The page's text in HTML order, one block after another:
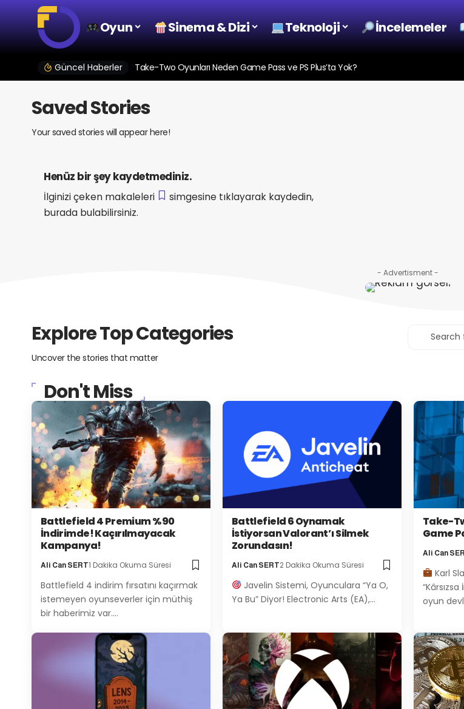
Oyun Sinema & Dizi Teknoloji İncelemeler
Güncel Haberler Take-Two Oyunları Neden Game Pass ve PS Plus’ta Yok?
Saved Stories
Your saved stories will appear here!
Henüz bir şey kaydetmediniz.
İlginizi çeken makaleleri
simgesine tıklayarak kaydedin,
burada bulabilirsiniz.
- Advertisment -
Explore Top Categories
Uncover the stories that matter
Don't Miss
Battlefield 4 Premium %90
İndirimde! Kaçırılmayacak
Kampanya!
Ali Can SERT1 Dakika Okuma Süresi
Battlefield 4 indirim fırsatını kaçırmak
istemeyen oyunseverler için müthiş
bir haberimiz var.…
Battlefield 6 Oynamak
İstiyorsan Valorant’ı Silmek
Zorundasın!
Ali Can SERT2 Dakika Okuma Süresi
Javelin Sistemi, Oyunculara “Ya O,
Ya Bu” Diyor! Electronic Arts (EA),…
Take-
Game
Ali Can
Karl
oyun